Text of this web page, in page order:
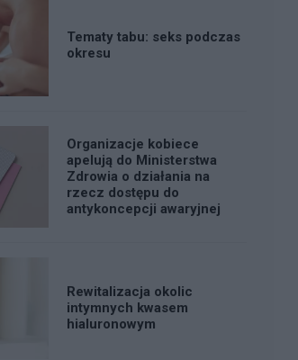
Tematy tabu: seks podczas
okresu
Organizacje kobiece
apelują do Ministerstwa
Zdrowia o działania na
rzecz dostępu do
antykoncepcji awaryjnej
Rewitalizacja okolic
intymnych kwasem
hialuronowym